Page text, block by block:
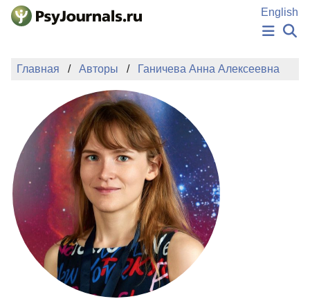
Перейти к основному содержанию
English
НОВОСТИ
АВТОРЫ
ПОДАТЬ РУКОПИСЬ
БАЗА ЗНАНИЙ
КЛЮЧЕВЫЕ СЛОВА
Регистрация
Главная Авторы Ганичева Анна Алексеевна